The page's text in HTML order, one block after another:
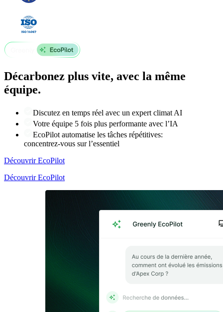
Décarbonez plus vite, avec la même
équipe.
Discutez en temps réel avec un expert climat AI
Votre équipe 5 fois plus performante avec l’IA
EcoPilot automatise les tâches répétitives:
concentrez-vous sur l’essentiel
Découvrir EcoPilot
Découvrir EcoPilot